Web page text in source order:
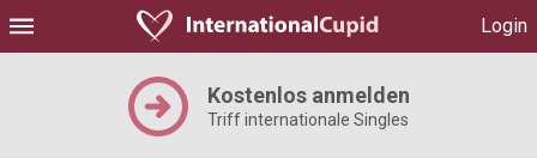
Login
Kostenlos anmelden
Triff internationale Singles